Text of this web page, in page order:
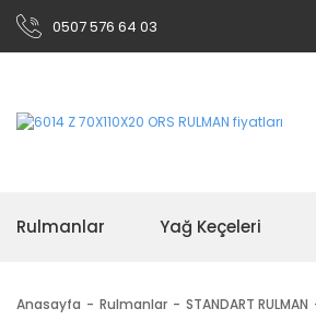
0507 576 64 03
Rulmanlar Yağ Keçeleri
Anasayfa Rulmanlar STANDART RULMAN